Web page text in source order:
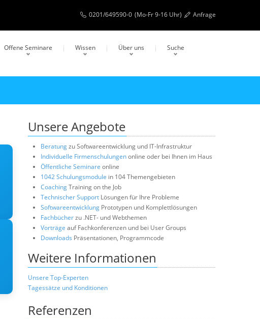
0201/649590-0 (Mo-Fr 9-16 Uhr) Anfrage
Offene Seminare Wissen Über uns Suche
Unsere Angebote
Beratungzu Softwareentwicklung und IT-Infrastruktur
Individuelle Firmenschulungenonline oder bei Ihnen im Haus
Öffentliche Seminare online
1042 Schulungsmodule in 104 Themengebieten
CoachingTraining on the Job
Technischer Support Lösungen für Ihre Probleme
Softwareentwicklung Prototypen und Komplettlösungen
Fachbücherzu .NET- und Webthemen
Vorträge auf Fachkonferenzen und bei User Groups
Downloads Präsentationen, Programmcode
Weitere Informationen
Unsere Top-Experten
Tagessätze und Konditionen
Referenzen